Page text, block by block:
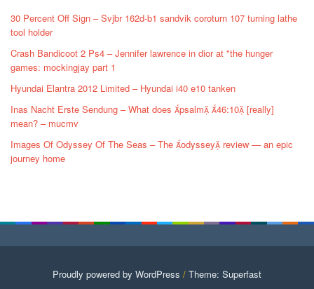
30 Percent Off Sign – Svjbr 162d-b1 sandvik coroturn 107 turning lathe
tool holder
Crash Bandicoot 2 Ps4 – Jennifer lawrence in dior at "the hunger
games: mockingjay part 1
Hyundai Elantra 2012 Limited – Hyundai i40 e10 tanken
Inas Nacht Erste Sendung – What does psalm 46:10 [really]
mean? – mucmv
Images Of Odyssey Of The Seas – The odyssey review — an epic
journey home
Proudly powered by WordPress / Theme: Superfast